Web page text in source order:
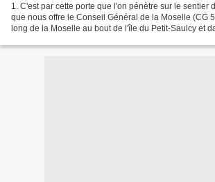
1. C'est par cette porte que l'on pénètre sur le sentier
que nous offre le Conseil Général de la Moselle (CG
long de la Moselle au bout de l'île du Petit-Saulcy et